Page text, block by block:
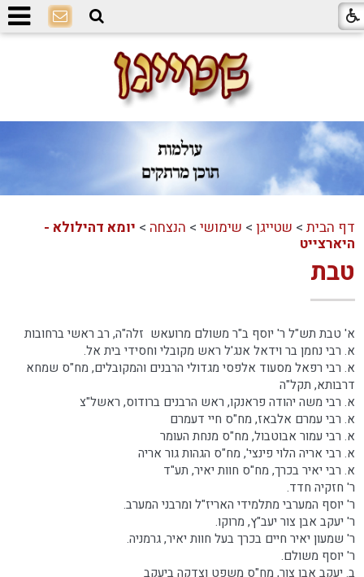
דף הבית > שטייגן > שימושי > הנצחה > יומא דהילולא -
היארצייט
טבת
א' טבת תש"ל ר' יוסף ב"ר משולם מרועאש זלה"ה, רב ראשי ברחובות
א. רבי נחמן בר וידאל אנג'ל ראש מקובלי וחסידי בית אל.
א. רבי רפאל מסעוד אלפסי מגדולי הרבנים והמקובלים, מח"ס שמחא
דרבותא, תקל"ה
א. רבי משה יהודה פראנקו, ראש הרבנים ברודוס, ראשל"צ
א. רבי עמרם אלבאז, מח"ס חיי דעמרם
א. רבי עמור אבוטבול, מח"ס מנחת העומר
א. רבי אריה הלוי פינצי', מח"ס הגהות גור אריה
א. רבי יאיר בכרך, מח"ס חוות יאיר, תע"ד
ר' חזקיה חדד.
ר' יוסף המערבי מתלמידי האריז"ל ומרבני המערב.
ר' יעקב אבן צור יעב"ץ, מרוקו.
ר' שמעון יאיר חיים בכרך בעל חוות יאיר, גרמניה.
ר' יוסף משולם.
ב. יעקב אבן צור, מח"ס משפט וצדקה ביעקב